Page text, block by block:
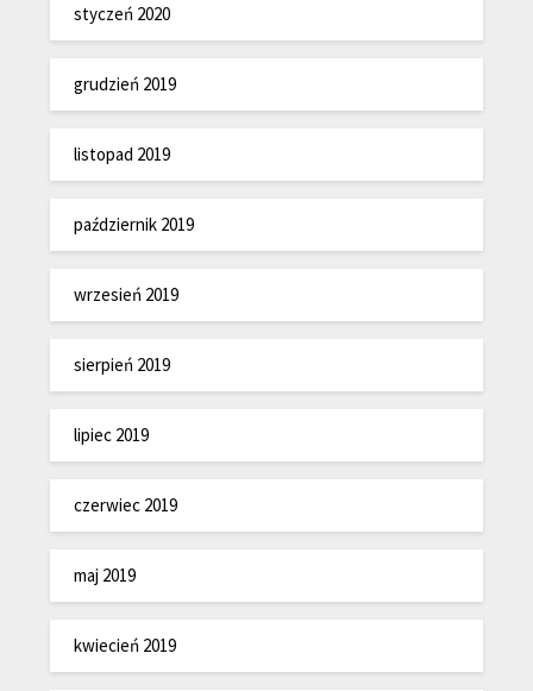
styczeń 2020
grudzień 2019
listopad 2019
październik 2019
wrzesień 2019
sierpień 2019
lipiec 2019
czerwiec 2019
maj 2019
kwiecień 2019